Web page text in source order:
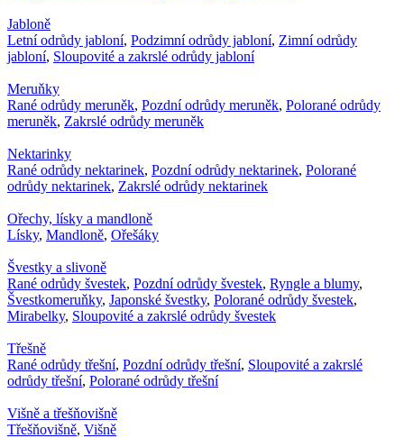
Jabloně
Letní odrůdy jabloní, Podzimní odrůdy jabloní, Zimní odrůdy
jabloní, Sloupovité a zakrslé odrůdy jabloní
Meruňky
Rané odrůdy meruněk, Pozdní odrůdy meruněk, Polorané odrůdy
meruněk, Zakrslé odrůdy meruněk
Nektarinky
Rané odrůdy nektarinek, Pozdní odrůdy nektarinek, Polorané
odrůdy nektarinek, Zakrslé odrůdy nektarinek
Ořechy, lísky a mandloně
Lísky, Mandloně, Ořešáky
Švestky a slivoně
Rané odrůdy švestek, Pozdní odrůdy švestek, Ryngle a blumy,
Švestkomeruňky, Japonské švestky, Polorané odrůdy švestek,
Mirabelky, Sloupovité a zakrslé odrůdy švestek
Třešně
Rané odrůdy třešní, Pozdní odrůdy třešní, Sloupovité a zakrslé
odrůdy třešní, Polorané odrůdy třešní
Višně a třešňovišně
Třešňovišně, Višně